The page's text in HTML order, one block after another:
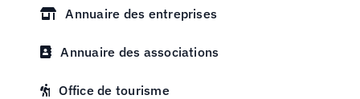
Annuaire des entreprises
Annuaire des associations
Office de tourisme